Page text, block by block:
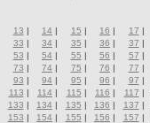
13 | 14 | 15 | 16 | 17 |
33 | 34 | 35 | 36 | 37 |
53 | 54 | 55 | 56 | 57 |
73 | 74 | 75 | 76 | 77 |
93 | 94 | 95 | 96 | 97 |
113 | 114 | 115 | 116 | 117 |
133 | 134 | 135 | 136 | 137 |
153 | 154 | 155 | 156 | 157 |